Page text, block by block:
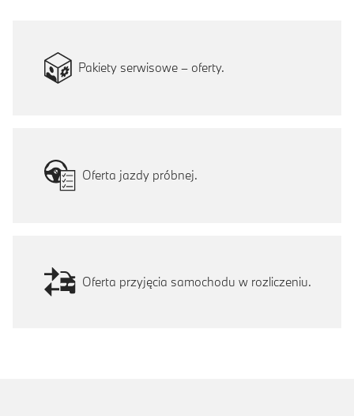
Pakiety serwisowe – oferty.
Oferta jazdy próbnej.
Oferta przyjęcia samochodu w rozliczeniu.